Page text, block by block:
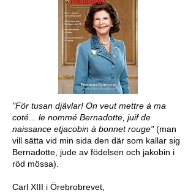
"För tusan djävlar! On veut mettre à ma
coté... le nommé Bernadotte, juif de
naissance etjacobin à bonnet rouge"(man
vill sätta vid min sida den där som kallar sig
Bernadotte, jude av födelsen och jakobin i
röd mössa).
Carl XIII i Örebrobrevet,